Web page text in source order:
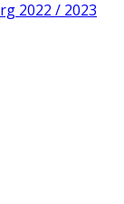
2022 / 2023